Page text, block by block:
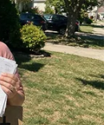
Nhất/TTXVN)
Vietnam+)